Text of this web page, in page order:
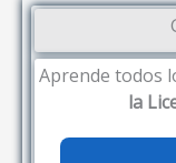
Aprende todos
la